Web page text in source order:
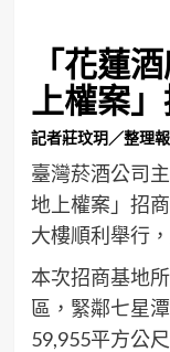
「 花蓮
上權案
記者莊玟玥／整理
臺灣菸酒公司
地上權案」招
大樓順利舉行
本次招商基地
區，緊鄰七星
59,955平方公